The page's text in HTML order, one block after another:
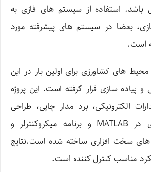
باشد. استفاده از سیستم های فازی به
بعضا در سیستم های پیشرفته مورد
است.
های کشاورزی برای اولین بار در این
و پیاده سازی قرار گرفته است. این پروژه
الکترونیکی، برد مدار چاپی، طراحی
برنامه نرم افزاری در MATLAB و برنامه میکروکنترلر و
سخت افزاری ساخته شده است.نتایج
مناسب کنترل کننده است.